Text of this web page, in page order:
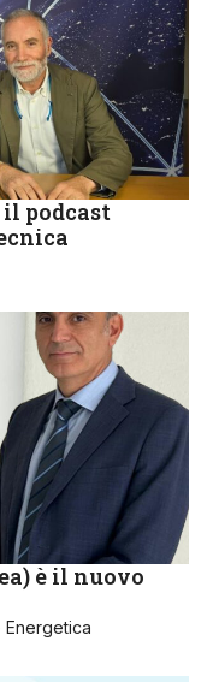
il podcast
è il nuovo
Energetica